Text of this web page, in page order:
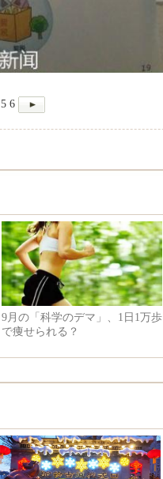
5 6
9月の「科学のデマ」、1日1万歩
で痩せられる？